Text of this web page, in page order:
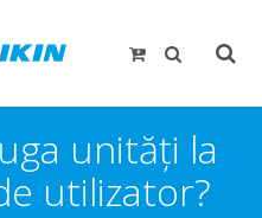
unități la
utilizator?